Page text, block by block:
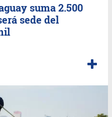
suma 2.500
sede del